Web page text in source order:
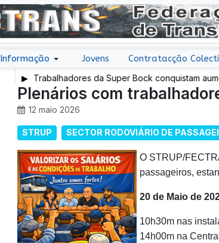
Informação Jovens Contratacção
Trabalhadores da Super Bock conquistam
Plenários com
12 maio 2026
STRUP SECTOR RODOVIÁRIO DE
O STRUP/
passageiros,
20 de Maio de
10h30m nas
14h00m na